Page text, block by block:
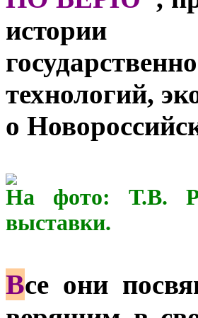
истории
технологий,
о
На фото: Т.В.
выставки.
Все они